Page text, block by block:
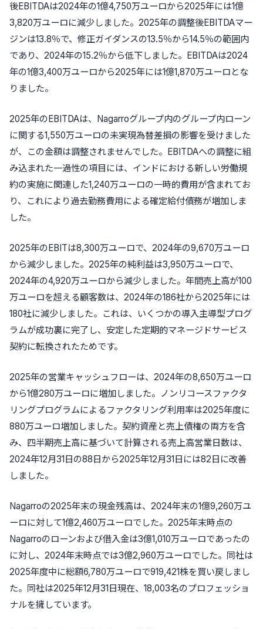
後EBITDAは2024年の1億4,750万ユーロから2025年には1億
3,820万ユーロに減少しました。2025年の調整後EBITDAマー
ジンは13.8％で、修正ガイダンスの13.5％から14.5％の範囲内
であり、2024年の15.2％から低下しました。EBITDAは2024
年の1億3,400万ユーロから2025年には1億1,870万ユーロとな
りました。
2025年のEBITDAは、Nagarroグループ内のグループ内ローン
に関する1,550万ユーロの未実現為替差損の影響を受けました
が、この金額は調整されませんでした。EBITDAへの調整に組
み込まれた一過性の項目には、インドにおける新しい労働規
約の実施に関連した1,240万ユーロの一時的費用が含まれてお
り、これにより過去勤務費用による確定給付債務が増加しま
した。
2025年のEBITは8,300万ユーロで、2024年の9,670万ユーロ
から減少しました。2025年の純利益は3,950万ユーロで、
2024年の4,920万ユーロから減少しました。年間売上高が100
万ユーロを超える顧客数は、2024年の186社から2025年には
180社に減少しました。これは、いくつかの導入主導型プログ
ラムが成功裏に完了し、安定した定期的マネージドサービス
契約に転換されたためです。
2025年の営業キャッシュフローは、2024年の8,650万ユーロ
から1億280万ユーロに増加しました。ノンリコースファクタ
リングプログラムによるファクタリング利用率は2025年度に
880万ユーロ増加しました。契約資産と売上債権の両方を含
み、四半期売上高に基づいて計算される売上高営業日数は、
2024年12月31日の88日から2025年12月31日には82日に改善
しました。
Nagarroの2025年末の現金残高は、2024年末の1億9,260万ユ
ーロに対して1億2,460万ユーロでした。2025年末時点の
Nagarroのローンおよび借入金は3億1,010万ユーロであったの
に対し、2024年末時点では3億2,960万ユーロでした。同社は
2025年度中に総額6,780万ユーロで919,421株を買い戻しまし
た。同社は2025年12月31日現在、18,003名のプロフェッショ
ナルを擁しています。